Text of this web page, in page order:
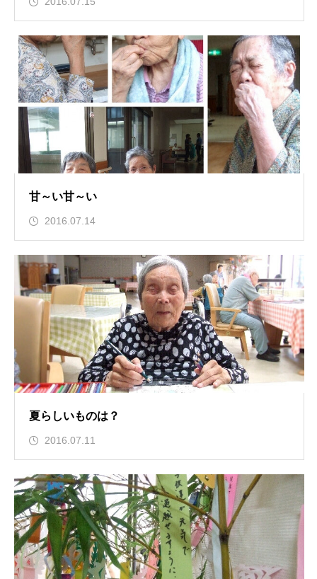
甘～い甘～い
2016.07.14
夏らしいものは？
2016.07.11